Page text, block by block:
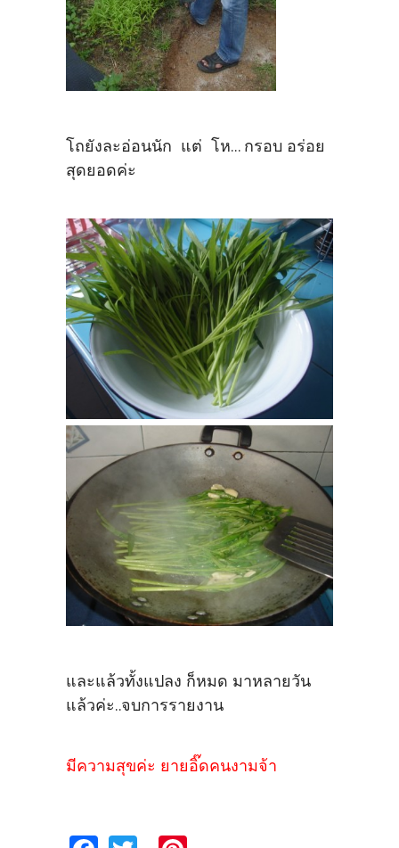
โถยังละอ่อนนัก แต่ โห... กรอบ อร่อย
สุดยอดค่ะ
และแล้วทั้งแปลง ก็หมด มาหลายวัน
แล้วค่ะ..จบการรายงาน
มีความสุขค่ะ ยายอิ๊ดคนงามจ้า